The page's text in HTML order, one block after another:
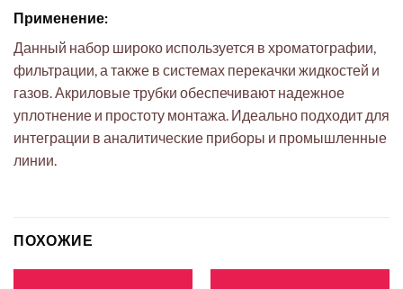
Применение:
Данный набор широко используется в хроматографии,
фильтрации, а также в системах перекачки жидкостей и
газов. Акриловые трубки обеспечивают надежное
уплотнение и простоту монтажа. Идеально подходит для
интеграции в аналитические приборы и промышленные
линии.
ПОХОЖИЕ